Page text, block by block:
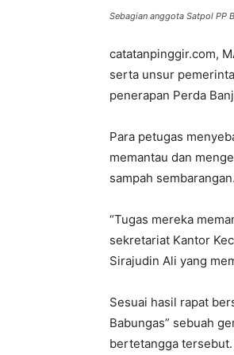
Sebagian anggota Satpol PP
catatanpinggir.com,
serta unsur
penerapan Perda
Para petugas
memantau dan
sampah sembarangan.
“Tugas mereka
sekretariat Kantor
Sirajudin Ali yang
Sesuai hasil rapat
Babungas” sebuah
bertetangga tersebut.